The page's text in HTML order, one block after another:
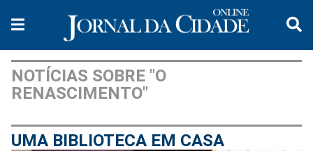
NOTÍCIAS SOBRE "O
RENASCIMENTO"
UMA BIBLIOTECA EM CASA